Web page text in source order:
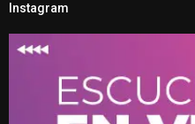
Instagram